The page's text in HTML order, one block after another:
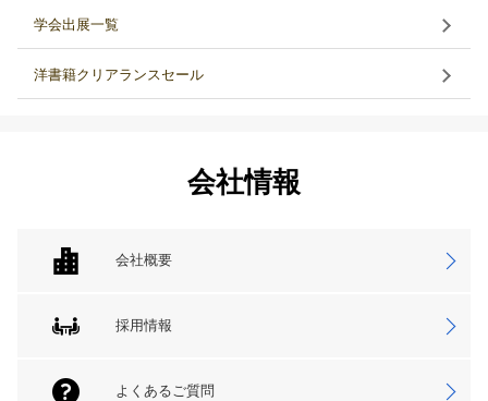
学会出展一覧
洋書籍クリアランスセール
会社情報
会社概要
採用情報
よくあるご質問